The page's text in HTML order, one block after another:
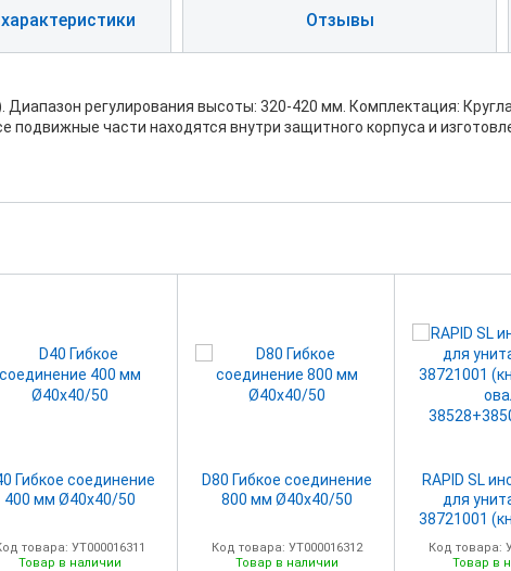
Отзывы
регулирования высоты: 320-420 мм. Комплектация:
подвижные части находятся внутри защитного корпуса и
Гибкое соединение
400 мм Ø40х40/50
товара: УТ000016311
Товар в наличии
D80 Гибкое соединение
800 мм Ø40х40/50
Код товара: УТ000016312
Товар в наличии
RAPID SL инсталляция
для
38721001
Код товара:
Товар в